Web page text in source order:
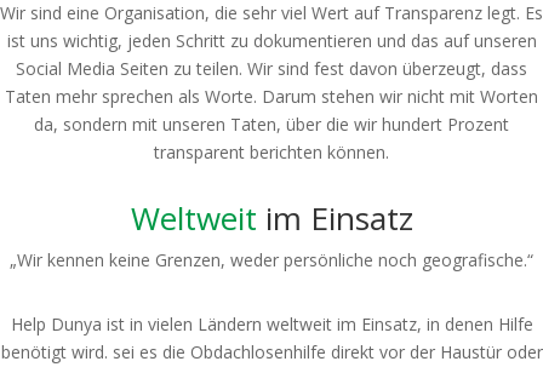
Wir sind eine Organisation, die sehr viel Wert auf Transparenz legt. Es
ist uns wichtig, jeden Schritt zu dokumentieren und das auf unseren
Social Media Seiten zu teilen. Wir sind fest davon überzeugt, dass
Taten mehr sprechen als Worte. Darum stehen wir nicht mit Worten
da, sondern mit unseren Taten, über die wir hundert Prozent
transparent berichten können.
Weltweit im Einsatz
„Wir kennen keine Grenzen, weder persönliche noch geografische.“
Help Dunya ist in vielen Ländern weltweit im Einsatz, in denen Hilfe
benötigt wird. sei es die Obdachlosenhilfe direkt vor der Haustür oder